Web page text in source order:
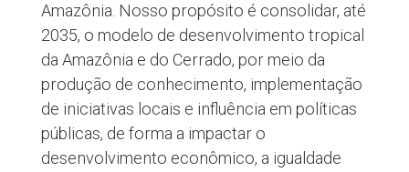
Amazônia. Nosso propósito é consolidar, até
2035, o modelo de desenvolvimento tropical
da Amazônia e do Cerrado, por meio da
produção de conhecimento, implementação
de iniciativas locais e influência em políticas
públicas, de forma a impactar o
desenvolvimento econômico, a igualdade